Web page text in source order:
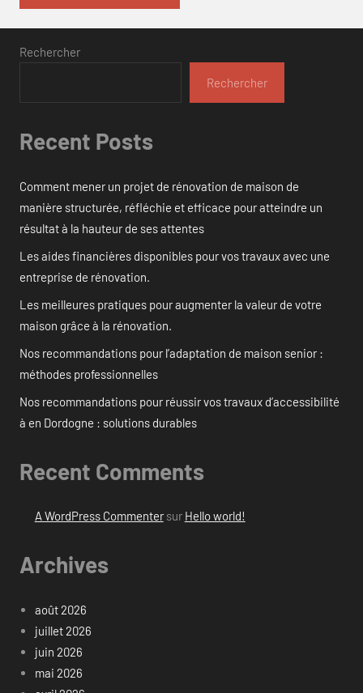
Rechercher
Rechercher
Recent Posts
Comment mener un projet de rénovation de maison de
manière structurée, réfléchie et efficace pour atteindre un
résultat à la hauteur de ses attentes
Les aides financières disponibles pour vos travaux avec une
entreprise de rénovation.
Les meilleures pratiques pour augmenter la valeur de votre
maison grâce à la rénovation.
Nos recommandations pour l’adaptation de maison senior :
méthodes professionnelles
Nos recommandations pour réussir vos travaux d’accessibilité
à en Dordogne : solutions durables
Recent Comments
A WordPress Commentersur Hello world!
Archives
août 2026
juillet 2026
juin 2026
mai 2026